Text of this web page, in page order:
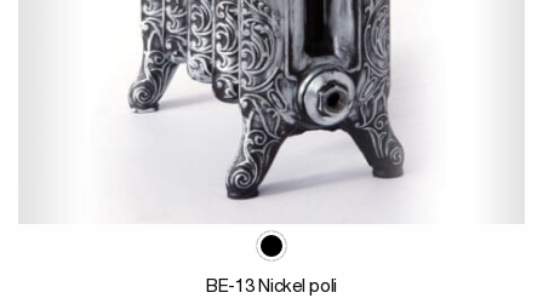
BE-13 Nickel poli